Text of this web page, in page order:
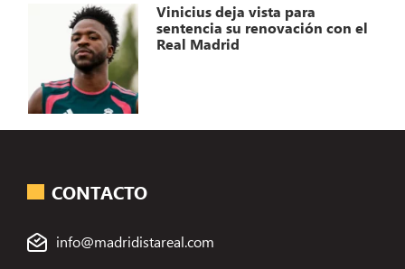
Vinicius deja vista para
sentencia su renovación con el
Real Madrid
CONTACTO
info@madridistareal.com